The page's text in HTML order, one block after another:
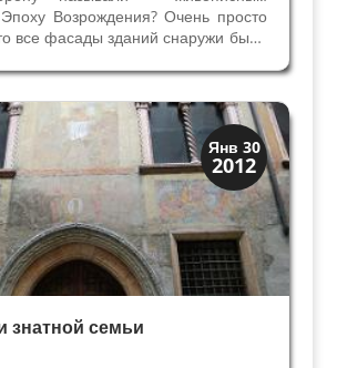
Возрождения? Очень просто
все фасады зданий снаружи были
впечатление.
вниманию часть лекции
Лоллиса о...
Янв 30
2012
Искусство
знати
знатной семьи